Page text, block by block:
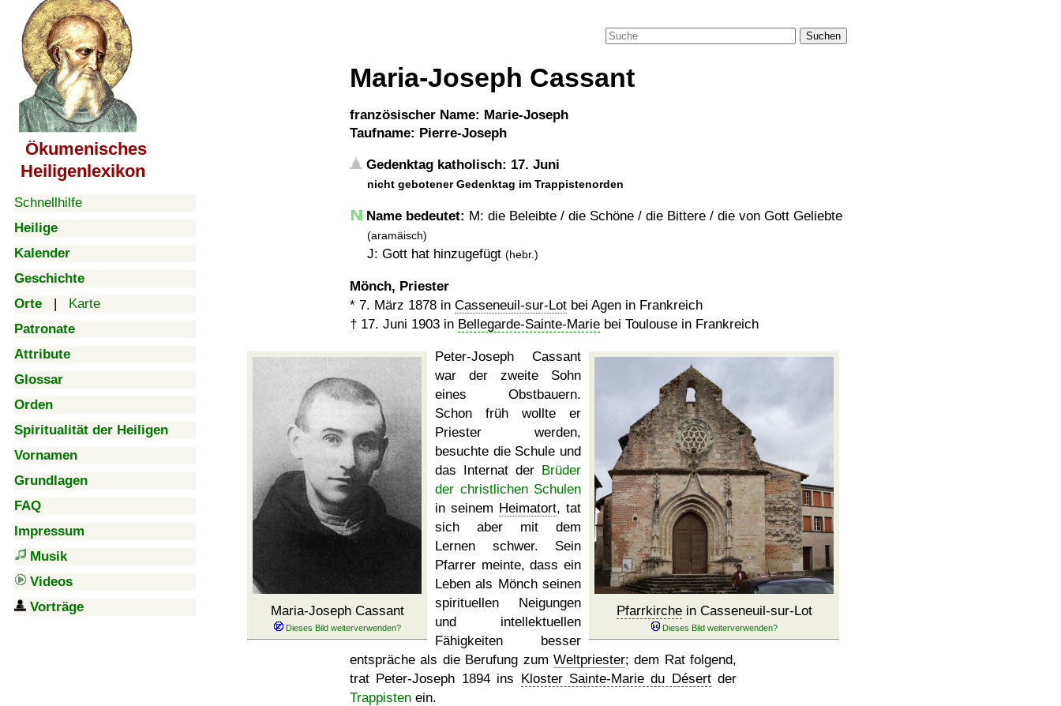
Ökumenisches
Heiligenlexikon
Schnellhilfe
Heilige
Kalender
Geschichte
Orte | Karte
Patronate
Attribute
Glossar
Orden
Spiritualität der Heiligen
Vornamen
Grundlagen
FAQ
Impressum
Musik
Videos
Vorträge
Suchen
Maria-Joseph Cassant
französischer Name: Marie-Joseph
Taufname: Pierre-Joseph
Gedenktag katholisch: 17. Juni
nicht gebotener Gedenktag im Trappistenorden
Name bedeutet: M: die Beleibte / die Schöne / die Bittere / die von Gott Geliebte
(aramäisch)
J: Gott hat hinzugefügt (hebr.)
Mönch, Priester
* 7. März 1878 in Casseneuil-sur-Lot bei Agen in Frankreich
† 17. Juni 1903 in Bellegarde-Sainte-Marie bei Toulouse in Frankreich
Maria-Joseph Cassant Pfarrkirchein Casseneuil-sur-Lot
Peter-Joseph Cassant
war der zweite Sohn
eines Obstbauern.
Schon früh wollte er
Priester werden,
besuchte die Schule und
das Internat der Brüder
der christlichen Schulen
in seinem Heimatort, tat
sich aber mit dem
Lernen schwer. Sein
Pfarrer meinte, dass ein
Leben als Mönch seinen
spirituellen Neigungen
und intellektuellen
Fähigkeiten besser
entspräche als die Berufung zum Weltpriester; dem Rat folgend,
trat Peter-Joseph 1894 ins Kloster Sainte-Marie du Désertder
Trappisten ein.